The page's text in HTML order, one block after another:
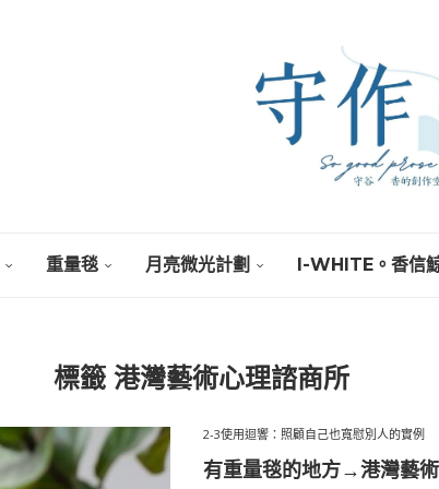
重量毯 月亮微光計劃 I-WHITE。香信
標籤港灣藝術心理諮商所
2-3使用迴響：照顧自己也寬慰別人的實例
有重量毯的地方→港灣藝